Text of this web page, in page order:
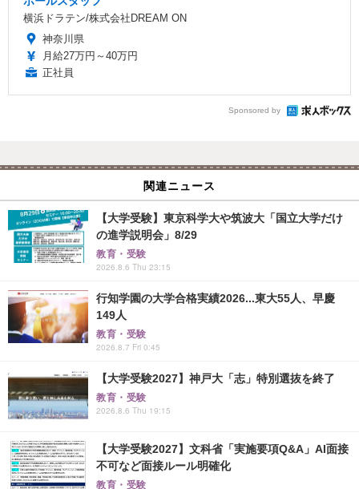
横浜ドラテン/株式会社DREAM ON
神奈川県
月給27万円～40万円
正社員
Sponsored by
関連ニュース
【大学受験】東京科学大や筑波大「国立大学だけ
の進学説明会」8/29
教育・受験
2026.8.6 Thu 23:15
行知学園の大学合格実績2026...東大55人、早慶
149人
教育・受験
2026.8.7 Fri 0:45
【大学受験2027】神戸大「志」特別選抜を終了
教育・受験
2026.8.6 Thu 19:15
【大学受験2027】文科省「実施要項Q&A」AI面接
不可など面接ルール明確化
教育・受験